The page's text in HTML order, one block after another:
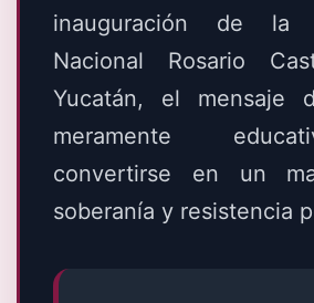
inauguración de la
Nacional Rosario
Yucatán, el mensaje
meramente
convertirse en un
soberanía y resistencia